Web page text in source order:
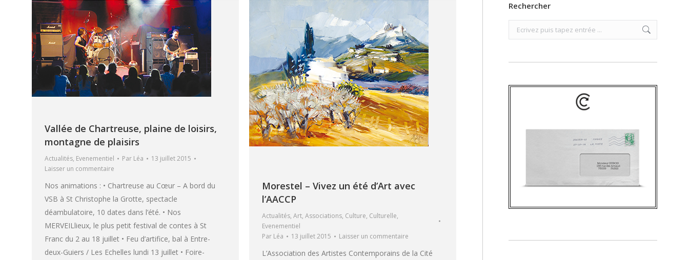
Vallée de Chartreuse, plaine de loisirs,
montagne de plaisirs
Actualités, Evenementiel Par Léa
13 juillet 2015
Laisser un commentaire
Nos animations : • Chartreuse au Cœur – A bord du
VSB à St Christophe la Grotte, spectacle
déambulatoire, 10 dates dans l’été. • Nos
MERVEILlieux, le plus petit festival de contes à St
Franc du 2 au 18 juillet • Feu d’artifice, bal à Entre-
deux-Guiers / Les Echelles lundi 13 juillet • Foire-
Morestel – Vivez un été d’Art avec
l’AACCP
Actualités, Art, Associations, Culture, Culturelle,
Evenementiel
Par Léa 13 juillet 2015 Laisser un commentaire
L’Association des Artistes Contemporains de la Cité
Rechercher
Search: